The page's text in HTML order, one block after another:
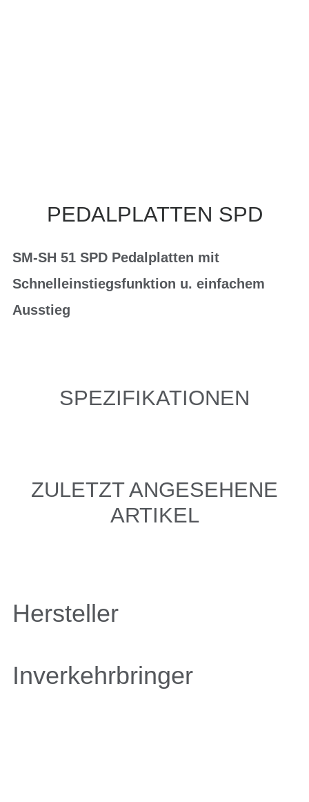
PEDALPLATTEN SPD
SM-SH 51 SPD Pedalplatten mit
Schnelleinstiegsfunktion u. einfachem
Ausstieg
SPEZIFIKATIONEN
ZULETZT ANGESEHENE
ARTIKEL
Hersteller
Inverkehrbringer